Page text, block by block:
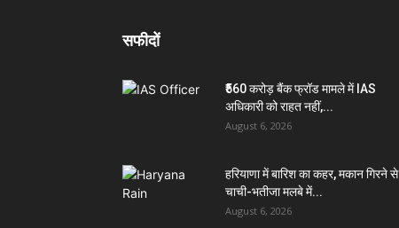
सफीदों
₹560 करोड़ बैंक फ्रॉड मामले में IAS
अधिकारी को राहत नहीं,...
August 6, 2026
हरियाणा में बारिश का कहर, मकान गिरने से
चाची-भतीजा मलबे में...
August 6, 2026